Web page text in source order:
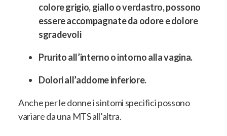
colore grigio, giallo o verdastro, possono
essere accompagnate da odore e dolore
sgradevoli
Prurito all’interno o intorno alla vagina.
Dolori all’addome inferiore.
Anche per le donne i sintomi specifici possono
variare da una MTS all’altra.